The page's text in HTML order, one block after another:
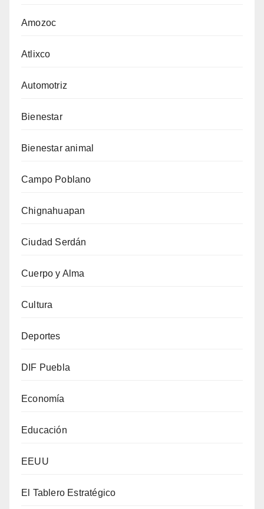
Amozoc
Atlixco
Automotriz
Bienestar
Bienestar animal
Campo Poblano
Chignahuapan
Ciudad Serdán
Cuerpo y Alma
Cultura
Deportes
DIF Puebla
Economía
Educación
EEUU
El Tablero Estratégico